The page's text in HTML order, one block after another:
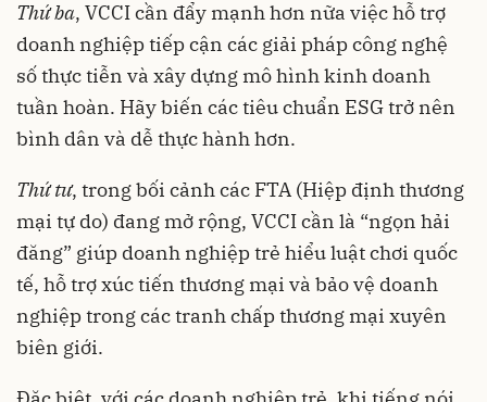
Thứ ba, VCCI cần đẩy mạnh hơn nữa việc hỗ trợ
doanh nghiệp tiếp cận các giải pháp công nghệ
số thực tiễn và xây dựng mô hình kinh doanh
tuần hoàn. Hãy biến các tiêu chuẩn ESG trở nên
bình dân và dễ thực hành hơn.
Thứ tư, trong bối cảnh các FTA (Hiệp định thương
mại tự do) đang mở rộng, VCCI cần là “ngọn hải
đăng” giúp doanh nghiệp trẻ hiểu luật chơi quốc
tế, hỗ trợ xúc tiến thương mại và bảo vệ doanh
nghiệp trong các tranh chấp thương mại xuyên
biên giới.